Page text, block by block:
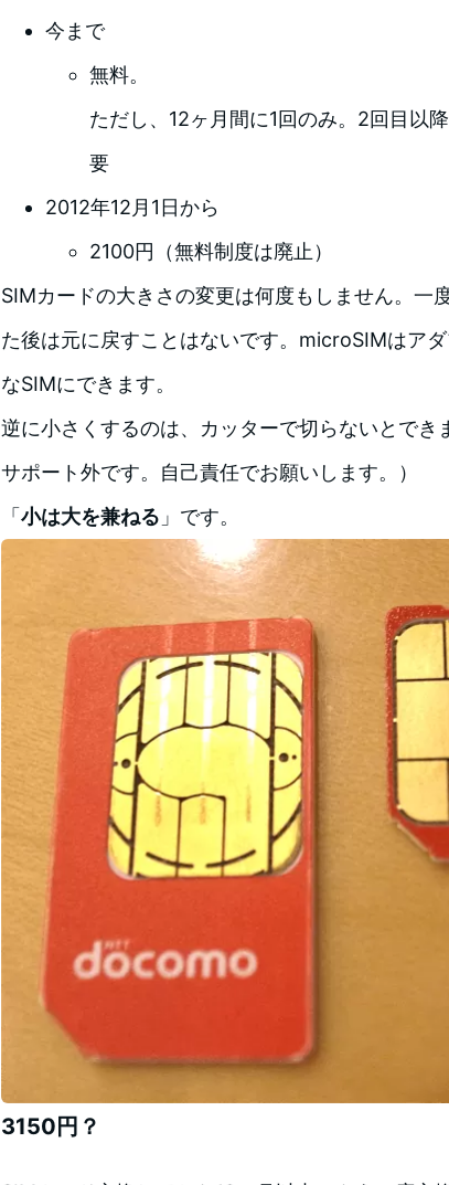
今まで
無料。
ただし、12ヶ月間に1回のみ。2回目以
要
2012年12月1日から
2100円（無料制度は廃止）
SIMカードの大きさの変更は何度もしません。一
た後は元に戻すことはないです。microSIMはア
なSIMにできます。
逆に小さくするのは、カッターで切らないとでき
サポート外です。自己責任でお願いします。）
「 小は大を兼ねる 」です。
3150円？